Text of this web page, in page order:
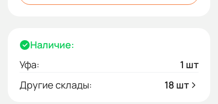
Наличие:
Уфа:
1 шт
Другие склады:
18 шт